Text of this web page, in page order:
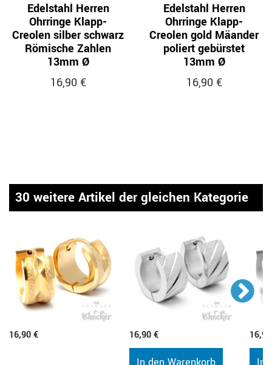
Edelstahl Herren
Ohrringe Klapp-
Creolen silber schwarz
Römische Zahlen
13mm Ø
16,90 €
Edelstahl Herren
Ohrringe Klapp-
Creolen gold Mäander
poliert gebürstet
13mm Ø
16,90 €
30 weitere Artikel der gleichen Kategorie
16,90 € 16,90 €